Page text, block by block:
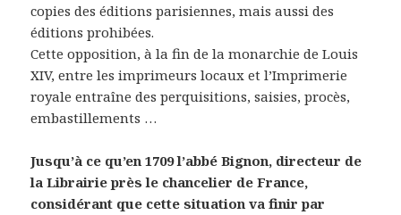
copies des éditions parisiennes, mais aussi des
éditions prohibées.
Cette opposition, à la fin de la monarchie de Louis
XIV, entre les imprimeurs locaux et l’Imprimerie
royale entraîne des perquisitions, saisies, procès,
embastillements …
Jusqu’à ce qu’en 1709 l’abbé Bignon, directeur de
la Librairie près le chancelier de France,
considérant que cette situation va finir par